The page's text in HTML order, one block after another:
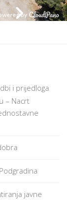
i prijedloga
– Nacrt
javne